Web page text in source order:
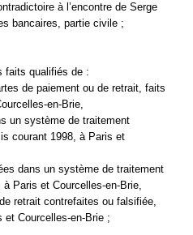
à l’encontre de Serge
bancaires, partie civile ;
faits qualifiés de :
de paiement ou de retrait, faits
en-Brie,
un système de traitement
courant 1998, à Paris et
dans un système de traitement
Paris et Courcelles-en-Brie,
retrait contrefaites ou falsifiée,
Courcelles-en-Brie ;